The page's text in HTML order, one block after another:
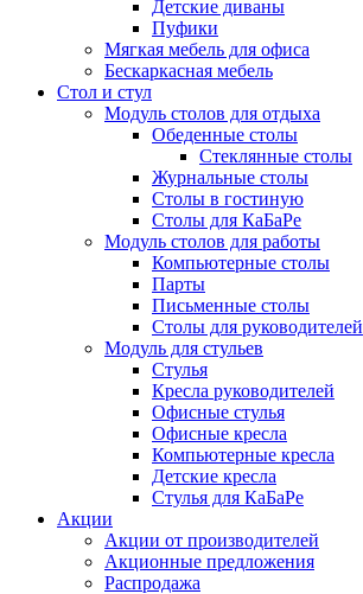
Детские диваны
Пуфики
Мягкая мебель для офиса
Бескаркасная мебель
Стол и стул
Модуль столов для отдыха
Обеденные столы
Стеклянные столы
Журнальные столы
Столы в гостиную
Столы для КаБаРе
Модуль столов для работы
Компьютерные столы
Парты
Письменные столы
Столы для руководителей
Модуль для стульев
Стулья
Кресла руководителей
Офисные стулья
Офисные кресла
Компьютерные кресла
Детские кресла
Стулья для КаБаРе
Акции
Акции от производителей
Акционные предложения
Распродажа